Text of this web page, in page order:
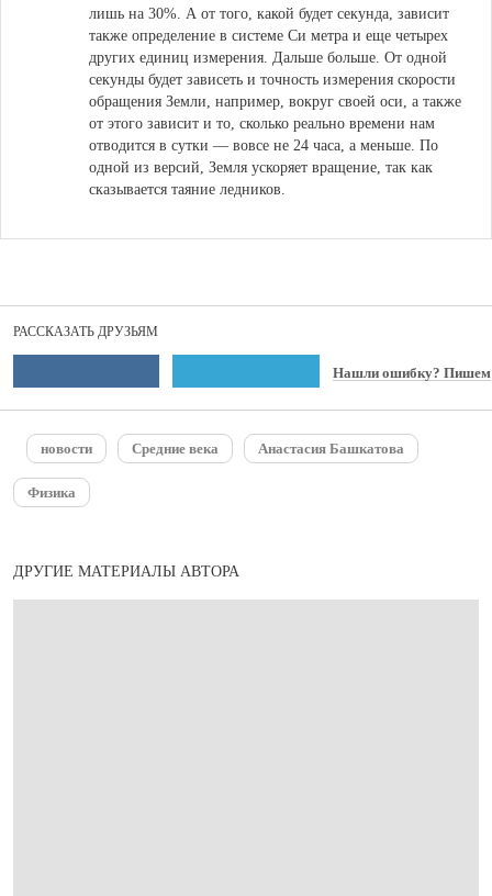
лишь на 30%. А от того, какой будет секунда, зависит
также определение в системе Си метра и еще четырех
других единиц измерения. Дальше больше. От одной
секунды будет зависеть и точность измерения скорости
обращения Земли, например, вокруг своей оси, а также
от этого зависит и то, сколько реально времени нам
отводится в сутки — вовсе не 24 часа, а меньше. По
одной из версий, Земля ускоряет вращение, так как
сказывается таяние ледников.
РАССКАЗАТЬ ДРУЗЬЯМ
Нашли ошибку? Пишем
новости Средние века Анастасия Башкатова
Физика
ДРУГИЕ МАТЕРИАЛЫ АВТОРА